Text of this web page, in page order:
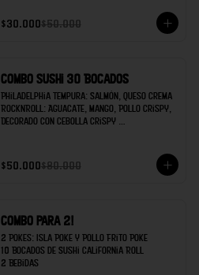
$30.000$50.000
Combo Sushi 30 Bocados
Philadelphia Tempura: Salmón, queso crema
RocknRoll: Aguacate, Mango, Pollo Crispy,
Decorado con cebolla crispy
Gyozas x 2
$50.000$80.000
Combo para 2!
2 Pokes: Isla Poke y Pollo Frito Poke
10 Bocados de Sushi California Roll
2 Bebidas